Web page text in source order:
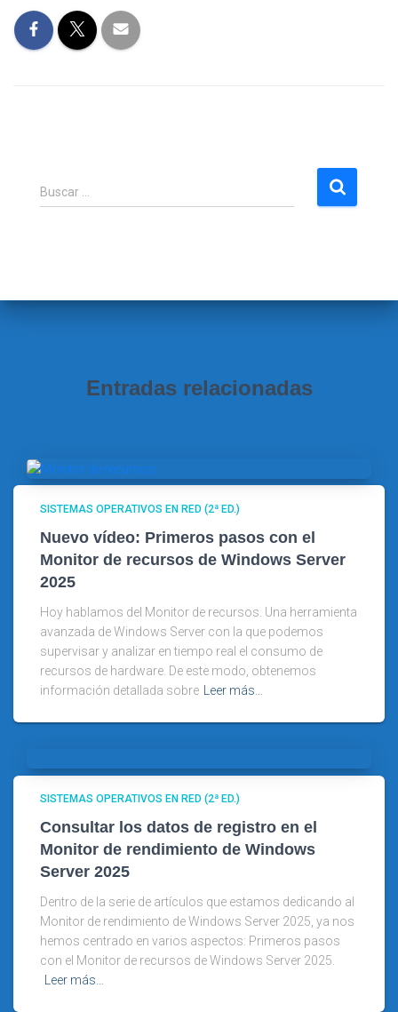
B
u
:
Buscar …
Entradas relacionadas
SISTEMAS OPERATIVOS EN RED (2ª ED.)
Nuevo vídeo: Primeros pasos con el
Monitor de recursos de Windows Server
2025
Hoy hablamos del Monitor de recursos. Una herramienta
avanzada de Windows Server con la que podemos
supervisar y analizar en tiempo real el consumo de
recursos de hardware. De este modo, obtenemos
información detallada sobre
Leer más…
SISTEMAS OPERATIVOS EN RED (2ª ED.)
Consultar los datos de registro en el
Monitor de rendimiento de Windows
Server 2025
Dentro de la serie de artículos que estamos dedicando al
Monitor de rendimiento de Windows Server 2025, ya nos
hemos centrado en varios aspectos: Primeros pasos
con el Monitor de recursos de Windows Server 2025.
Leer más…